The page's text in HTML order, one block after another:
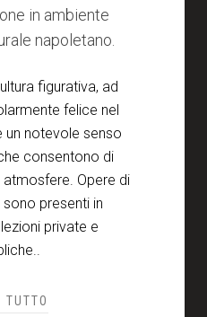
in ambiente
napoletano.
figurativa, ad
felice nel
un notevole senso
consentono di
Opere di
presenti in
private e
TUTTO